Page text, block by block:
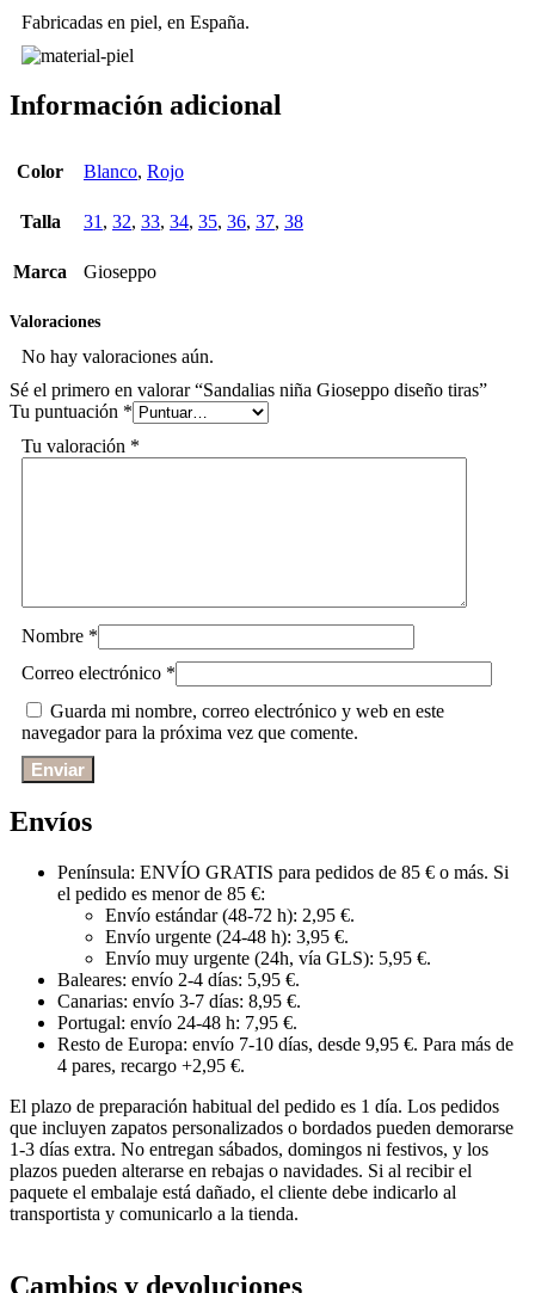
Fabricadas en piel, en España.
Información adicional
Color Blanco, Rojo
Talla 31 , 32, 33, 34, 35, 36, 37, 38
Marca Gioseppo
Valoraciones
No hay valoraciones aún.
Sé el primero en valorar “Sandalias niña Gioseppo diseño tiras”
Tu puntuación *
Tu valoración *
Nombre *
Correo electrónico *
Guarda mi nombre, correo electrónico y web en este
navegador para la próxima vez que comente.
Envíos
Península: ENVÍO GRATIS para pedidos de 85 € o más. Si
el pedido es menor de 85 €:
Envío estándar (48-72 h): 2,95 €.
Envío urgente (24-48 h): 3,95 €.
Envío muy urgente (24h, vía GLS): 5,95 €.
Baleares: envío 2-4 días: 5,95 €.
Canarias: envío 3-7 días: 8,95 €.
Portugal: envío 24-48 h: 7,95 €.
Resto de Europa: envío 7-10 días, desde 9,95 €. Para más de
4 pares, recargo +2,95 €.
El plazo de preparación habitual del pedido es 1 día. Los pedidos
que incluyen zapatos personalizados o bordados pueden demorarse
1-3 días extra. No entregan sábados, domingos ni festivos, y los
plazos pueden alterarse en rebajas o navidades. Si al recibir el
paquete el embalaje está dañado, el cliente debe indicarlo al
transportista y comunicarlo a la tienda.
Cambios y devoluciones